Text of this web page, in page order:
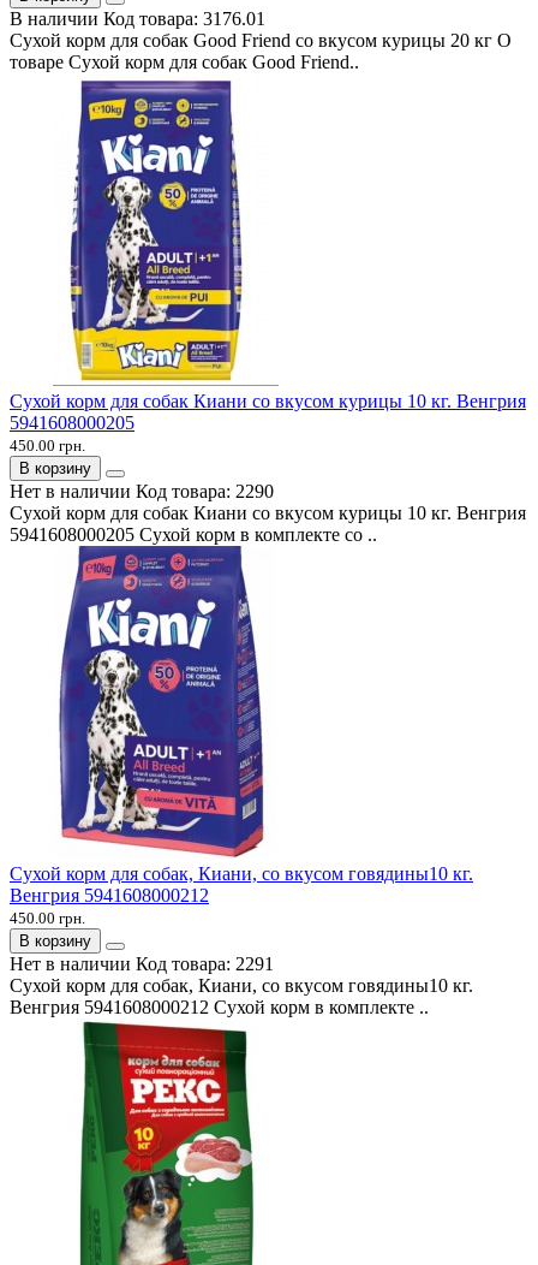
В наличии Код товара: 3176.01
Сухой корм для собак Good Friend со вкусом курицы 20 кг О
товаре Сухой корм для собак Good Friend..
Сухой корм для собак Киани со вкусом курицы 10 кг. Венгрия
5941608000205
450.00 грн.
В корзину
Нет в наличии Код товара: 2290
Сухой корм для собак Киани со вкусом курицы 10 кг. Венгрия
5941608000205 Сухой корм в комплекте со ..
Сухой корм для собак, Киани, со вкусом говядины10 кг.
Венгрия 5941608000212
450.00 грн.
В корзину
Нет в наличии Код товара: 2291
Сухой корм для собак, Киани, со вкусом говядины10 кг.
Венгрия 5941608000212 Сухой корм в комплекте ..